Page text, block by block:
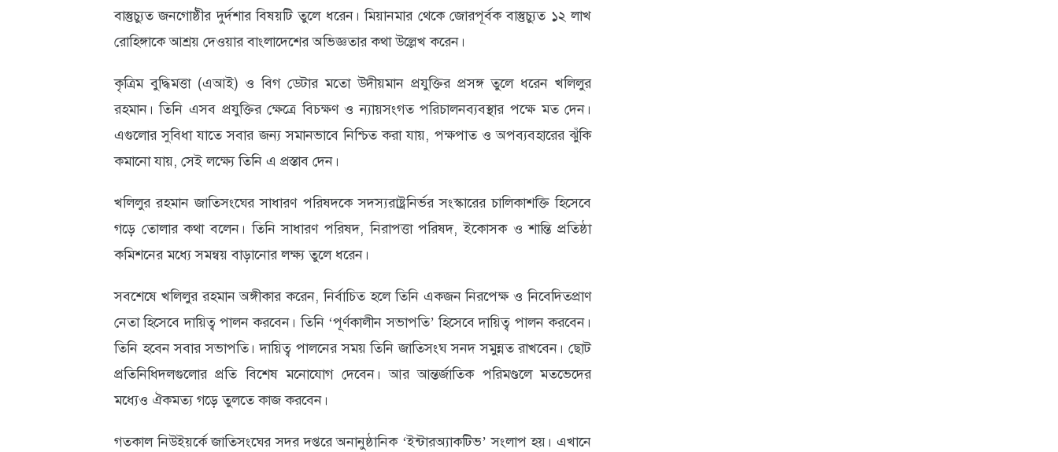
বাস্তুচ্যুত জনগোষ্ঠীর দুর্দশার বিষয়টি তুলে ধরেন। মিয়ানমার থেকে জোরপূর্বক বাস্তুচ্যুত ১২ লাখ
রোহিঙ্গাকে আশ্রয় দেওয়ার বাংলাদেশের অভিজ্ঞতার কথা উল্লেখ করেন।
কৃত্রিম বুদ্ধিমত্তা (এআই) ও বিগ ডেটার মতো উদীয়মান প্রযুক্তির প্রসঙ্গ তুলে ধরেন খলিলুর
রহমান। তিনি এসব প্রযুক্তির ক্ষেত্রে বিচক্ষণ ও ন্যায়সংগত পরিচালনব্যবস্থার পক্ষে মত দেন।
এগুলোর সুবিধা যাতে সবার জন্য সমানভাবে নিশ্চিত করা যায়, পক্ষপাত ও অপব্যবহারের ঝুঁকি
কমানো যায়, সেই লক্ষ্যে তিনি এ প্রস্তাব দেন।
খলিলুর রহমান জাতিসংঘের সাধারণ পরিষদকে সদস্যরাষ্ট্রনির্ভর সংস্কারের চালিকাশক্তি হিসেবে
গড়ে তোলার কথা বলেন। তিনি সাধারণ পরিষদ, নিরাপত্তা পরিষদ, ইকোসক ও শান্তি প্রতিষ্ঠা
কমিশনের মধ্যে সমন্বয় বাড়ানোর লক্ষ্য তুলে ধরেন।
সবশেষে খলিলুর রহমান অঙ্গীকার করেন, নির্বাচিত হলে তিনি একজন নিরপেক্ষ ও নিবেদিতপ্রাণ
নেতা হিসেবে দায়িত্ব পালন করবেন। তিনি ‘পূর্ণকালীন সভাপতি’ হিসেবে দায়িত্ব পালন করবেন।
তিনি হবেন সবার সভাপতি। দায়িত্ব পালনের সময় তিনি জাতিসংঘ সনদ সমুন্নত রাখবেন। ছোট
প্রতিনিধিদলগুলোর প্রতি বিশেষ মনোযোগ দেবেন। আর আন্তর্জাতিক পরিমণ্ডলে মতভেদের
মধ্যেও ঐকমত্য গড়ে তুলতে কাজ করবেন।
গতকাল নিউইয়র্কে জাতিসংঘের সদর দপ্তরে অনানুষ্ঠানিক ‘ইন্টারঅ্যাকটিভ’ সংলাপ হয়। এখানে